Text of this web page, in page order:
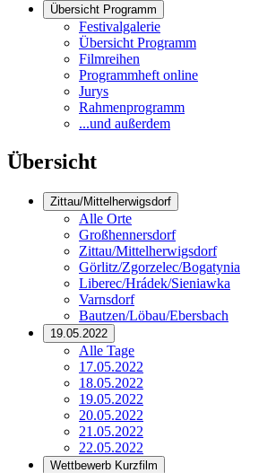
Übersicht Programm
Festivalgalerie
Übersicht Programm
Filmreihen
Programmheft online
Jurys
Rahmenprogramm
...und außerdem
Übersicht
Zittau/Mittelherwigsdorf
Alle Orte
Großhennersdorf
Zittau/Mittelherwigsdorf
Görlitz/Zgorzelec/Bogatynia
Liberec/Hrádek/Sieniawka
Varnsdorf
Bautzen/Löbau/Ebersbach
19.05.2022
Alle Tage
17.05.2022
18.05.2022
19.05.2022
20.05.2022
21.05.2022
22.05.2022
Wettbewerb Kurzfilm